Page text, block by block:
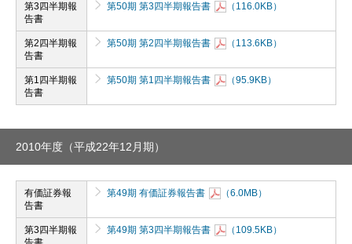
第3四半期報
告書
第50期 第3四半期報告書 （116.0KB）
第2四半期報
告書
第50期 第2四半期報告書 （113.6KB）
第1四半期報
告書
第50期 第1四半期報告書 （95.9KB）
2010年度（平成22年12月期）
有価証券報
告書
第49期 有価証券報告書 （6.0MB）
第3四半期報
第49期 第3四半期報告書 （109.5KB）